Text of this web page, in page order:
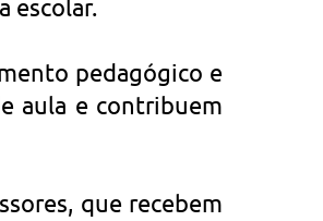
escolar.
pedagógico e
aula e contribuem
que recebem